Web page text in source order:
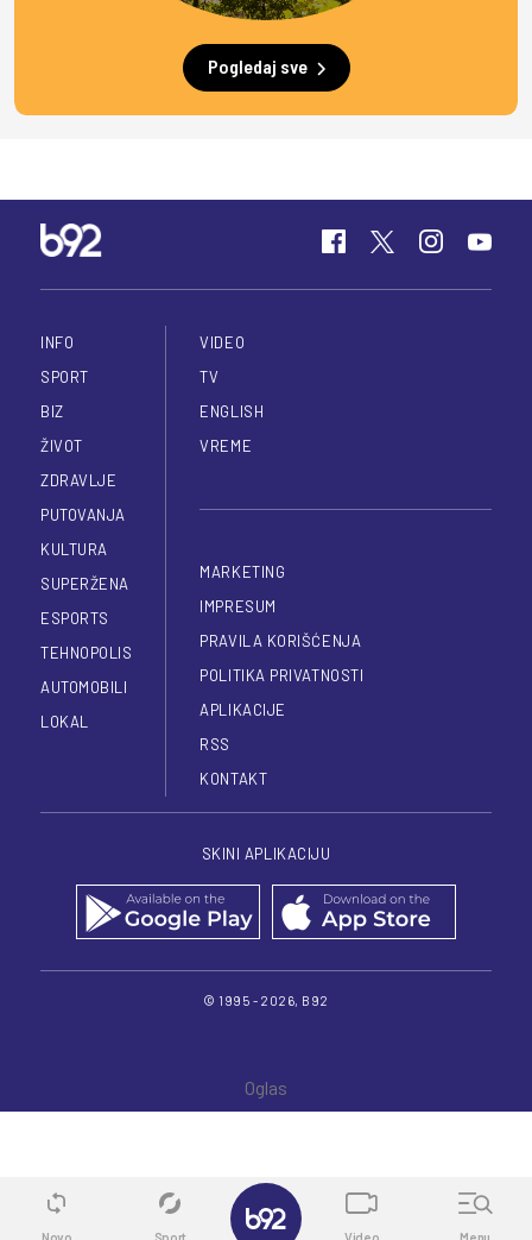
Pogledaj sve
INFO
SPORT
BIZ
ŽIVOT
ZDRAVLJE
PUTOVANJA
KULTURA
SUPERŽENA
ESPORTS
TEHNOPOLIS
AUTOMOBILI
LOKAL
VIDEO
TV
ENGLISH
VREME
MARKETING
IMPRESUM
PRAVILA KORIŠĆENJA
POLITIKA PRIVATNOSTI
APLIKACIJE
RSS
KONTAKT
SKINI APLIKACIJU
© 1995 - 2026, B92
✕